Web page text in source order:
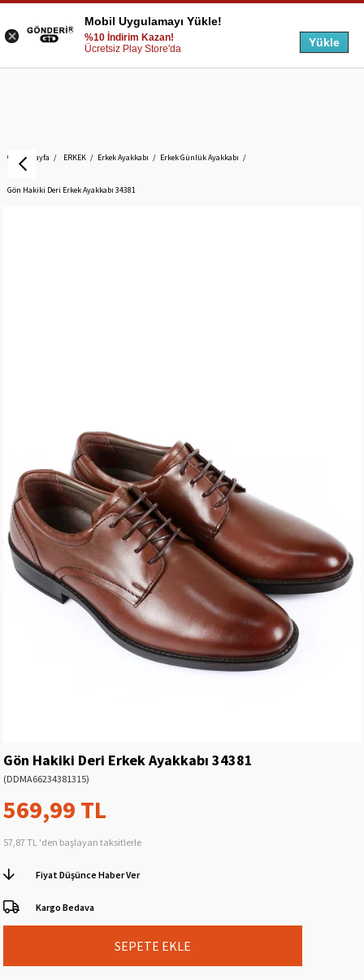
Anasayfa ERKEK Erkek Ayakkabı Erkek Günlük Ayakkabı
Gön Hakiki Deri Erkek Ayakkabı 34381
Gön Hakiki Deri Erkek Ayakkabı 34381
(DDMA66234381315)
569,99 TL
57,87 TL 'den başlayan taksitlerle
Fiyat Düşünce Haber Ver
Kargo Bedava
Mobil Uygulamayı Yükle!
%10 İndirim Kazan!
Ücretsiz Play Store'da
Yükle